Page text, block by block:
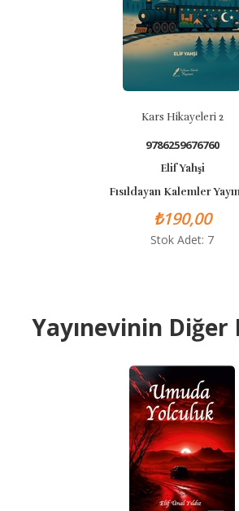
Fısıldayan Kalemler Yayınevi
Yayınevinin Diğer